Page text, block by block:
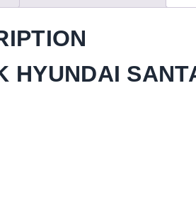
HYUNDAI